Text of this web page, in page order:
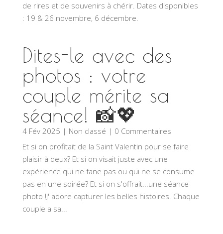
de rires et de souvenirs à chérir. Dates disponibles
: 19 & 26 novembre, 6 décembre.
Dites-le avec des
photos : votre
couple mérite sa
séance! 📸💖
4 Fév 2025 | Non classé | 0 Commentaires
Et si on profitait de la Saint Valentin pour se faire
plaisir à deux? Et si on visait juste avec une
expérience qui ne fane pas ou qui ne se consume
pas en une soirée? Et si on s'offrait...une séance
photo !J' adore capturer les belles histoires. Chaque
couple a sa...